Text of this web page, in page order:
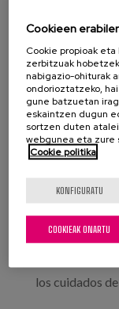
López.
Negocio.
Atención al
autonomía
Directora de
Modera.
Informadores
11:30 a 12:00
los cuidados
Cookieen
Cookie propioak
zerbitzuak
nabigazio-ohiturak
ondorioztatzeko,
gune batzuetan
eskaintzen dugun
sortzen duten
webgunea eta zure
Cookie politika
KONFIGURATU
COOKIEAK ONARTU